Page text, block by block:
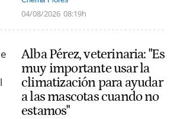
04/08/2026 08:19h
Alba Pérez, veterinaria: "Es
muy importante usar la
climatización para ayudar
a las mascotas cuando no
estamos"